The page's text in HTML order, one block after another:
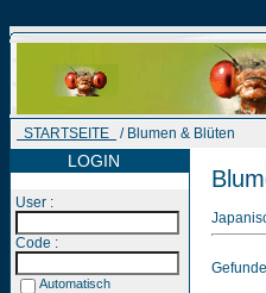
STARTSEITE / Blumen & Blüten
LOGIN
User :
Code :
Automatisch